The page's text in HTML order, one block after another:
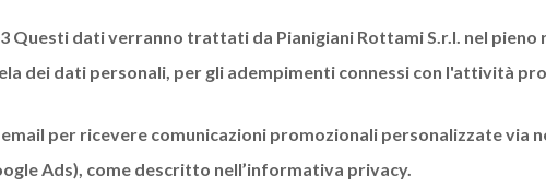
Questi dati verranno trattati da Pianigiani Rottami S.r.l. nel
dei dati personali, per gli adempimenti connessi con l'attività
per ricevere comunicazioni promozionali personalizzate
Ads), come descritto nell’informativa privacy.